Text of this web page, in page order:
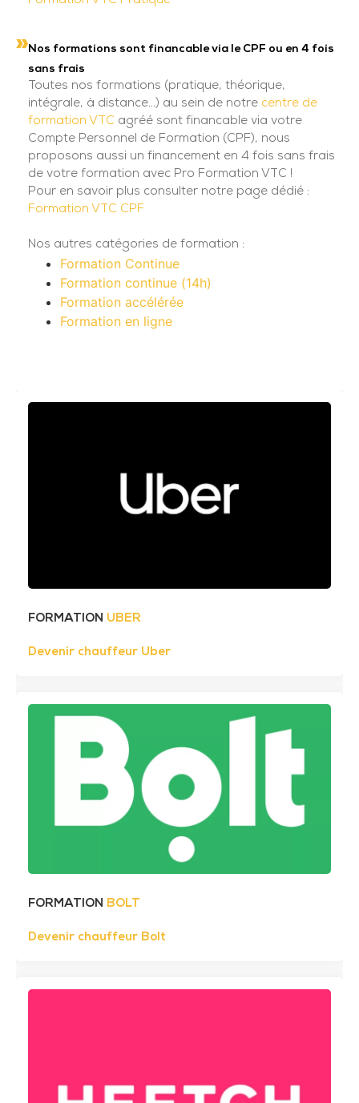
Nos formations sont financable via le CPF ou en 4 fois
sans frais
Toutes nos formations (pratique, théorique,
intégrale, à distance...) au sein de notre centre de
formation VTC agréé sont financable via votre
Compte Personnel de Formation (CPF), nous
proposons aussi un financement en 4 fois sans frais
de votre formation avec Pro Formation VTC !
Pour en savoir plus consulter notre page dédié :
Formation VTC CPF
Nos autres catégories de formation :
Formation Continue
Formation continue (14h)
Formation accélérée
Formation en ligne
FORMATION UBER
Devenir chauffeur Uber
FORMATION BOLT
Devenir chauffeur Bolt